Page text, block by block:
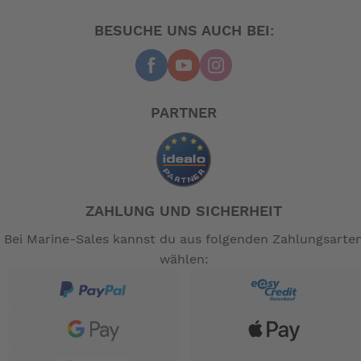
Freuen Sie sich auf beeindruckende Leistung ohne
erhöhten Kraftstoffverbrauch. Die elektronische
Kraftstoffeinspritzung PGM-FI optimiert beim
verringert den Verbrauch bei Reisegeschwindigkeit.
ELEGANTES, SCHLANKES DESIGN
Erscheinungsbild, passend zu jedem Bootstyp,
auf dem Wasser konzipiert. Die exakt gearbeiteten
Gehäuse spiegeln die Präzisionsarbeit unter der
was Ihr Boot bei voller Geschwindigkeit
BESUCHE UNS AUCH BEI:
PARTNER
ZAHLUNG UND SICHERHEIT
Bei Marine-Sales kannst du aus folgenden
wählen: